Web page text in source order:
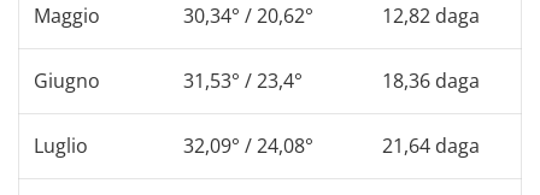
Maggio 30,34° / 20,62° 12,82 daga
Giugno 31,53° / 23,4° 18,36 daga
Luglio 32,09° / 24,08° 21,64 daga